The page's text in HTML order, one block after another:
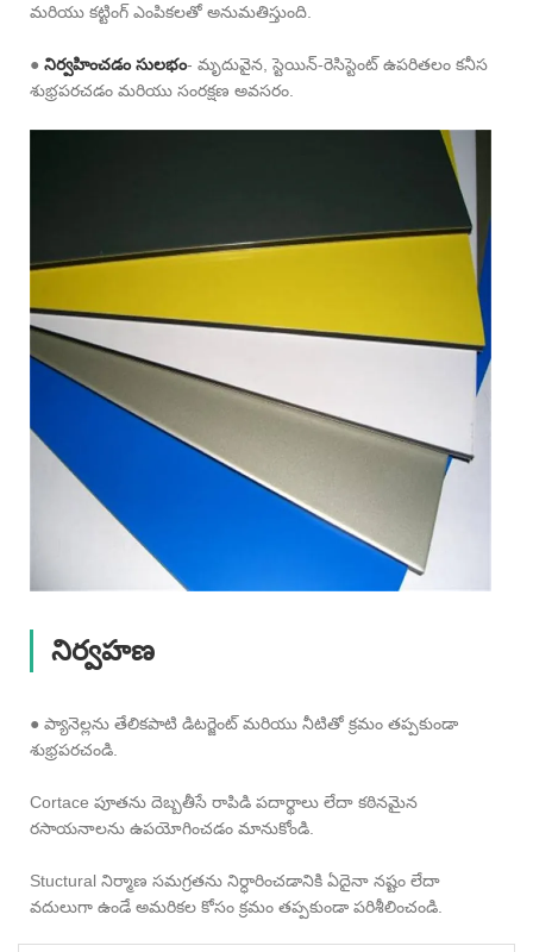
మరియు కట్టింగ్ ఎంపికలతో అనుమతిస్తుంది.
● నిర్వహించడం సులభం- మృదువైన, స్టెయిన్-రెసిస్టెంట్ ఉపరితలం కనీస
శుభ్రపరచడం మరియు సంరక్షణ అవసరం.
నిర్వహణ
● ప్యానెల్లను తేలికపాటి డిటర్జెంట్ మరియు నీటితో క్రమం తప్పకుండా
శుభ్రపరచండి.
Cortace పూతను దెబ్బతీసే రాపిడి పదార్థాలు లేదా కఠినమైన
రసాయనాలను ఉపయోగించడం మానుకోండి.
Stuctural నిర్మాణ సమగ్రతను నిర్ధారించడానికి ఏదైనా నష్టం లేదా
వదులుగా ఉండే అమరికల కోసం క్రమం తప్పకుండా పరిశీలించండి.